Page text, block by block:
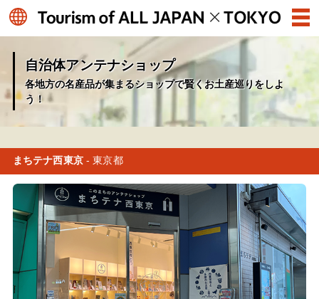
自治体アンテナショップ
各地方の名産品が集まるショップで賢くお土産巡りをしよ
う！
まちテナ西東京- 東京都